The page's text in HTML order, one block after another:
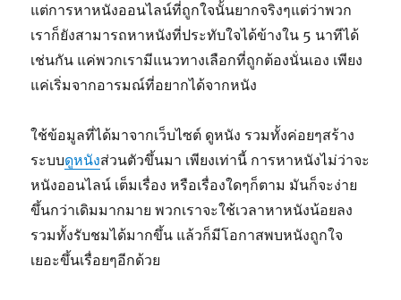
แต่การหาหนังออนไลน์ที่ถูกใจนั้นยากจริงๆแต่ว่าพวก
เราก็ยังสามารถหาหนังที่ประทับใจได้ข้างใน 5 นาทีได้
เช่นกัน แค่พวกเรามีแนวทางเลือกที่ถูกต้องนั่นเอง เพียง
แค่เริ่มจากอารมณ์ที่อยากได้จากหนัง
ใช้ข้อมูลที่ได้มาจากเว็บไซต์ ดูหนัง รวมทั้งค่อยๆสร้าง
ระบบดูหนังส่วนตัวขึ้นมา เพียงเท่านี้ การหาหนังไม่ว่าจะ
หนังออนไลน์ เต็มเรื่อง หรือเรื่องใดๆก็ตาม มันก็จะง่าย
ขึ้นกว่าเดิมมากมาย พวกเราจะใช้เวลาหาหนังน้อยลง
รวมทั้งรับชมได้มากขึ้น แล้วก็มีโอกาสพบหนังถูกใจ
เยอะขึ้นเรื่อยๆอีกด้วย